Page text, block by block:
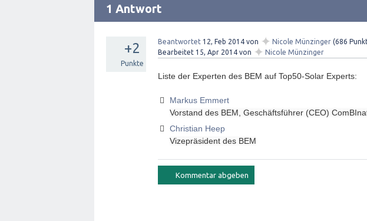
1 Antwort
+2
Punkte
Beantwortet 12, Feb 2014 von ✦ Nicole Münzinger (686
Bearbeitet 15, Apr 2014 von ✦ Nicole Münzinger
Liste der Experten des BEM auf Top50-Solar Experts:
Markus Emmert
Vorstand des BEM, Geschäftsführer (CEO)
Christian Heep
Vizepräsident des BEM